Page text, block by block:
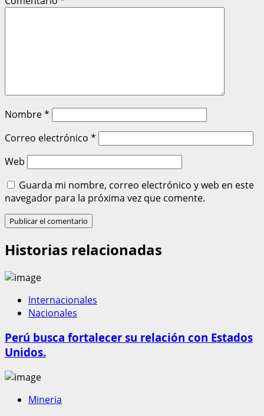
Nombre*
Correo electrónico *
Web
Guarda mi nombre, correo electrónico y web en este
navegador para la próxima vez que comente.
Historias relacionadas
Internacionales
Nacionales
Perú busca fortalecer su relación con Estados
Unidos.
Mineria